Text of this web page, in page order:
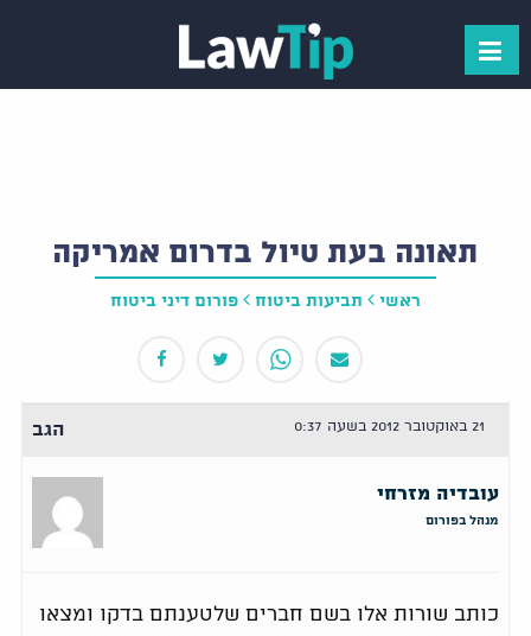
תאונה בעת טיול בדרום אמריקה
ראשי תביעות ביטוח פורום דיני ביטוח
21 באוקטובר 2012 בשעה 0:37 הגב
עובדיה מזרחי
מנהל בפורום
כותב שורות אלו בשם חברים שלטענתם בדקו ומצאו